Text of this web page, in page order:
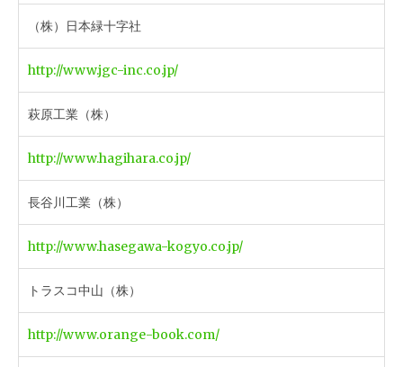
（株）日本緑十字社
http://www.jgc-inc.co.jp/
萩原工業（株）
http://www.hagihara.co.jp/
長谷川工業（株）
http://www.hasegawa-kogyo.co.jp/
トラスコ中山（株）
http://www.orange-book.com/